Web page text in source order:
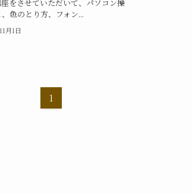
をさせていただいて、パソコン操
色のとり方、フォン...
月1日
1